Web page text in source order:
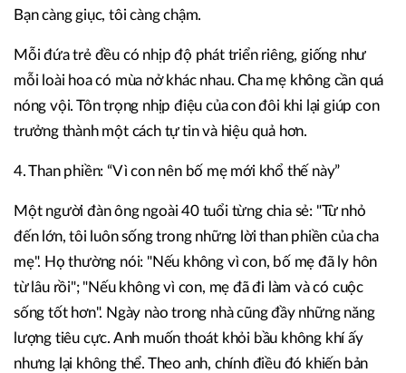
Bạn càng giục, tôi càng chậm.
Mỗi đứa trẻ đều có nhịp độ phát triển riêng, giống như
mỗi loài hoa có mùa nở khác nhau. Cha mẹ không cần quá
nóng vội. Tôn trọng nhịp điệu của con đôi khi lại giúp con
trưởng thành một cách tự tin và hiệu quả hơn.
4. Than phiền: “Vì con nên bố mẹ mới khổ thế này”
Một người đàn ông ngoài 40 tuổi từng chia sẻ: "Từ nhỏ
đến lớn, tôi luôn sống trong những lời than phiền của cha
mẹ". Họ thường nói: "Nếu không vì con, bố mẹ đã ly hôn
từ lâu rồi"; "Nếu không vì con, mẹ đã đi làm và có cuộc
sống tốt hơn". Ngày nào trong nhà cũng đầy những năng
lượng tiêu cực. Anh muốn thoát khỏi bầu không khí ấy
nhưng lại không thể. Theo anh, chính điều đó khiến bản